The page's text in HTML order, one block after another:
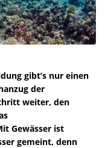
gibt’s nur einen
der
weiter, den
Gewässer ist
gemeint, denn